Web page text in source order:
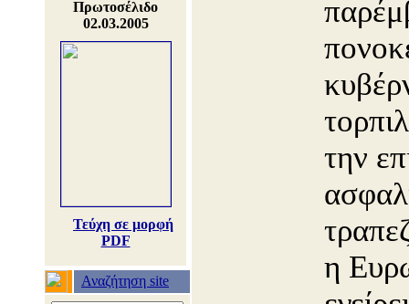
Πρωτοσέλιδο
02.03.2005
Τεύχη σε μορφή
PDF
Αναζήτηση site
την
η